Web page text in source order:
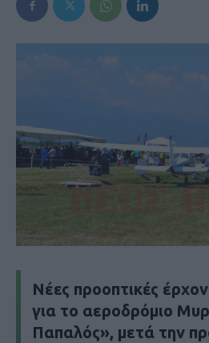
Νέες προοπτικές
για το αεροδρόμιο
Παπαλός», μετά την